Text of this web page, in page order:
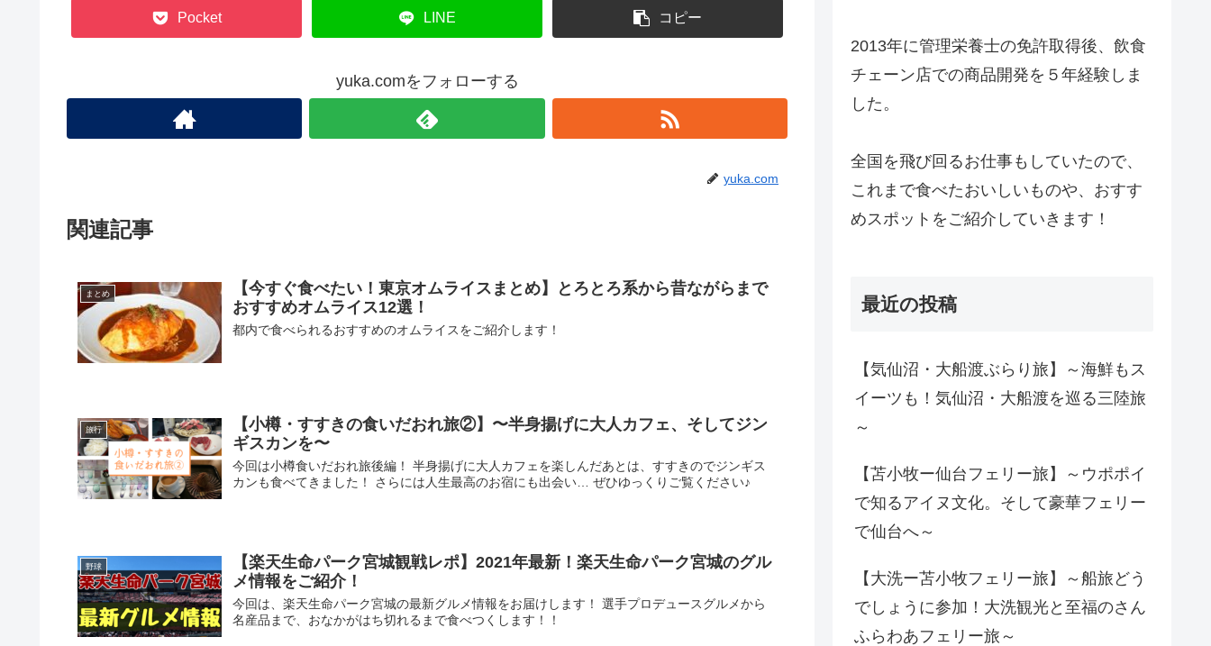
Pocket LINE コピー
yuka.comをフォローする
yuka.com
関連記事
まとめ
【今すぐ食べたい！東京オムライスまとめ】とろとろ系から昔ながらまで
おすすめオムライス12選！
都内で食べられるおすすめのオムライスをご紹介します！
旅行
【小樽・すすきの食いだおれ旅②】〜半身揚げに大人カフェ、そしてジン
ギスカンを〜
今回は小樽食いだおれ旅後編！ 半身揚げに大人カフェを楽しんだあとは、すすきのでジンギス
カンも食べてきました！ さらには人生最高のお宿にも出会い… ぜひゆっくりご覧ください♪
野球
【楽天生命パーク宮城観戦レポ】2021年最新！楽天生命パーク宮城のグル
メ情報をご紹介！
今回は、楽天生命パーク宮城の最新グルメ情報をお届けします！ 選手プロデュースグルメから
名産品まで、おなかがはち切れるまで食べつくします！！
2013年に管理栄養士の免許取得後、飲食
チェーン店での商品開発を５年経験しま
した。
全国を飛び回るお仕事もしていたので、
これまで食べたおいしいものや、おすす
めスポットをご紹介していきます！
最近の投稿
【気仙沼・大船渡ぶらり旅】～海鮮もス
イーツも！気仙沼・大船渡を巡る三陸旅
～
【苫小牧ー仙台フェリー旅】～ウポポイ
で知るアイヌ文化。そして豪華フェリー
で仙台へ～
【大洗ー苫小牧フェリー旅】～船旅どう
でしょうに参加！大洗観光と至福のさん
ふらわあフェリー旅～